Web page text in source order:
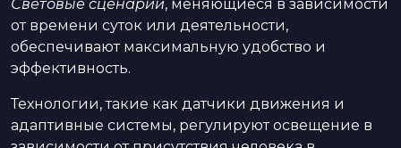
Световые сценарии, меняющиеся в зависимости
от времени суток или деятельности,
обеспечивают максимальную удобство и
эффективность.
Технологии, такие как датчики движения и
адаптивные системы, регулируют освещение в